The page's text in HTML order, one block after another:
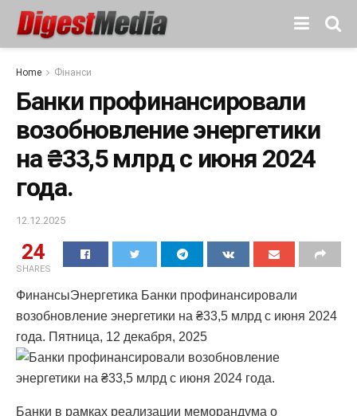
Home Фінанси
Банки профинансировали
возобновление энергетики
на ₴33,5 млрд с июня 2024
года.
12.12.2025
24
SHARES
ФинансыЭнергетика Банки профинансировали
возобновление энергетики на ₴33,5 млрд с июня 2024
года. Пятница, 12 декабря, 2025
Банки в рамках реализации меморандума о